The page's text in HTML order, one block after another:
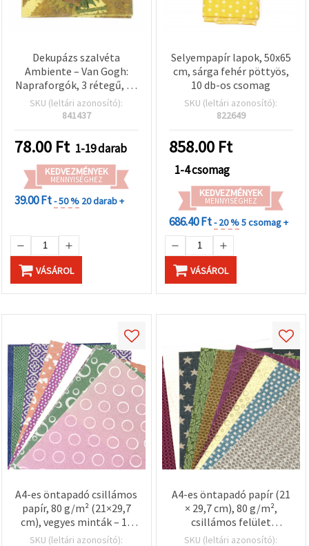
Dekupázs szalvéta
Ambiente – Van Gogh:
Napraforgók, 3 rétegű, 33
x 33 cm – 1 db
SKU (leltári azonosító):
841437
78.00 Ft 1-19 darab
KEDVEZMÉNYEK
MENNYISÉGHEZ
39.00 Ft- 50 % 20 darab +
VÁSÁROL
Selyempapír lapok, 50x65
cm, sárga fehér pöttyös,
10 db-os csomag
SKU (leltári azonosító):
822649
858.00 Ft
1-4 csomag
KEDVEZMÉNYEK
MENNYISÉGHEZ
686.40 Ft- 20 %5 csomag +
VÁSÁROL
A4-es öntapadó csillámos
papír, 80 g/m² (21×29,7
cm), vegyes minták – 10
lap
SKU (leltári azonosító):
A4-es öntapadó papír (21
× 29,7 cm), 80 g/m²,
csillámos felület
holografikus
SKU (leltári azonosító):